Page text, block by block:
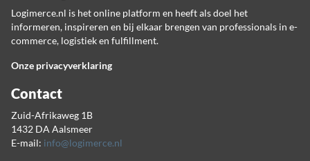
Logimerce.nl is het online platform en heeft als doel het
informeren, inspireren en bij elkaar brengen van professionals in e-
commerce, logistiek en fulfillment.
Onze privacyverklaring
Contact
Zuid-Afrikaweg 1B
1432 DA Aalsmeer
E-mail: info@logimerce.nl